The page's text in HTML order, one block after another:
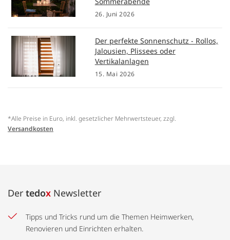
26. Juni 2026
Der perfekte Sonnenschutz - Rollos,
Jalousien, Plissees oder
Vertikalanlagen
15. Mai 2026
*Alle Preise in Euro, inkl. gesetzlicher Mehrwertsteuer, zzgl.
Versandkosten
Der tedox Newsletter
Tipps und Tricks rund um die Themen Heimwerken,
Renovieren und Einrichten erhalten.